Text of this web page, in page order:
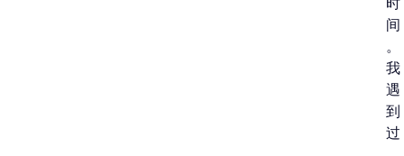
间
。
我
遇
到
过